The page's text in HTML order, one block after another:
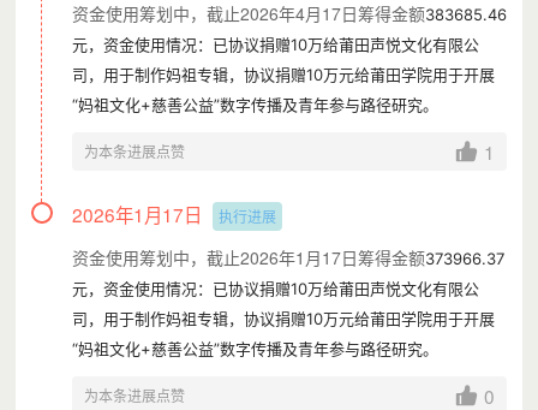
资金使用筹划中，截止2026年4月17日筹得金额383685.46
元，资金使用情况：已协议捐赠10万给莆田声悦文化有限公
司，用于制作妈祖专辑，协议捐赠10万元给莆田学院用于开展
“妈祖文化+慈善公益”数字传播及青年参与路径研究。
为本条进展点赞 1
2026年1月17日 执行进展
资金使用筹划中，截止2026年1月17日筹得金额373966.37
元，资金使用情况：已协议捐赠10万给莆田声悦文化有限公
司，用于制作妈祖专辑，协议捐赠10万元给莆田学院用于开展
“妈祖文化+慈善公益”数字传播及青年参与路径研究。
为本条进展点赞 0